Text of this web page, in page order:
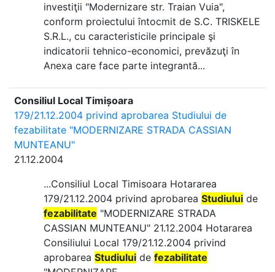
investiţii "Modernizare str. Traian Vuia",
conform proiectului întocmit de S.C. TRISKELE
S.R.L., cu caracteristicile principale şi
indicatorii tehnico-economici, prevăzuţi în
Anexa care face parte integrantă...
Consiliul Local Timișoara
179/21.12.2004 privind aprobarea Studiului de
fezabilitate "MODERNIZARE STRADA CASSIAN
MUNTEANU"
21.12.2004
...Consiliul Local Timisoara Hotararea
179/21.12.2004 privind aprobarea Studiului de
fezabilitate "MODERNIZARE STRADA
CASSIAN MUNTEANU" 21.12.2004 Hotararea
Consiliului Local 179/21.12.2004 privind
aprobarea Studiului de fezabilitate